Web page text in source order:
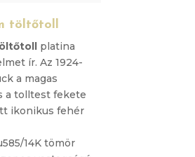
töltőtoll
platina
ír. Az 1924-
a magas
a tolltest fekete
ikonikus fehér
14K tömör